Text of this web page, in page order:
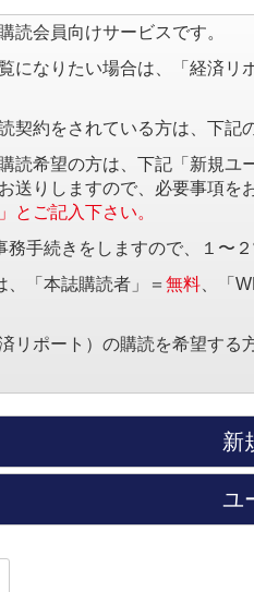
読会員向けサービスです。
になりたい場合は、「経済リ
契約をされている方は、下記
読希望の方は、下記「新規ユ
送りしますので、必要事項を
とご記入下さい。
務手続きをしますので、１〜
、「本誌購読者」＝ 無料 、「
リポート）の購読を希望する
新
ユ